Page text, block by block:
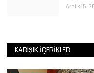
Aralık 15,
KARIŞIK İÇERIKLER